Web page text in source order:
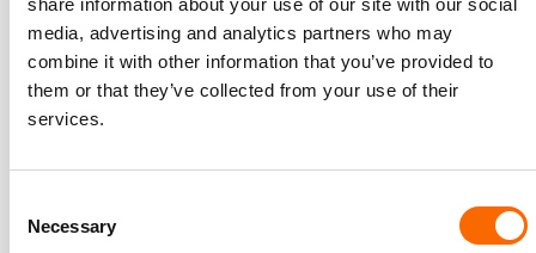
share information about your use of our site with our social
media, advertising and analytics partners who may
combine it with other information that you’ve provided to
them or that they’ve collected from your use of their
services.
Selection
Necessary
Ze gaan daarbij ook makkelijker viraal dan andere media.
5. Merkverhalen
de boodschap beter op met audiovisuele media. Een